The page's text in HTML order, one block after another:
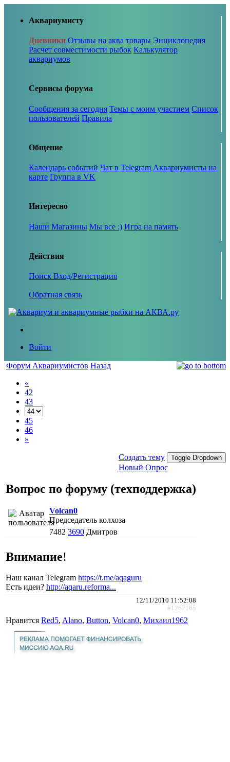
Аквариумисту
Дневники Отзывы на аква товары Энциклопедия
Расчет совместимости рыбок Калькулятор
аквариумов
Сервисы форума
Сообщения за сегодня Темы с моим участием Список
пользователей Правила
Общение
Календарь событий Чат в Telegram Аквариумисты на
карте Группа в VK
Интересно
Наши Магазины Мы все :) Игра на память
Действия
Поиск Вход/Регистрация
Обратная связь
Войти
Форум Аквариумистов Назад
«
42
43
45
46
»
Создать тему Toggle Dropdown
Новый Опрос
Вопрос по форуму (техподдержка)
Volcan0
Председатель колхоза
7482 3690 Дмитров
Внимание!
Наш канал Telegram https://t.me/aqaguru
Есть идеи? http://aqaru.reforma...
12/11/2010 11:52:08
#1267165
Нравится Red5, Alano, Button, Volcan0, Михаил1962